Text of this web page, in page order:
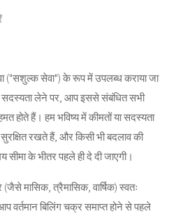
("सशुल्क सेवा") के रूप में उपलब्ध कराया जा
लेने पर, आप इससे संबंधित सभी
होते हैं। हम भविष्य में कीमतों या सदस्यता
रखते हैं, और किसी भी बदलाव की
के भीतर पहले ही दे दी जाएगी।
मासिक, त्रैमासिक, वार्षिक) स्वतः
वर्तमान बिलिंग चक्र समाप्त होने से पहले